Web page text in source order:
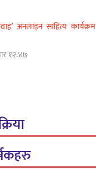
अनलाइन साहित्य कार्यक्रम
१२:४७